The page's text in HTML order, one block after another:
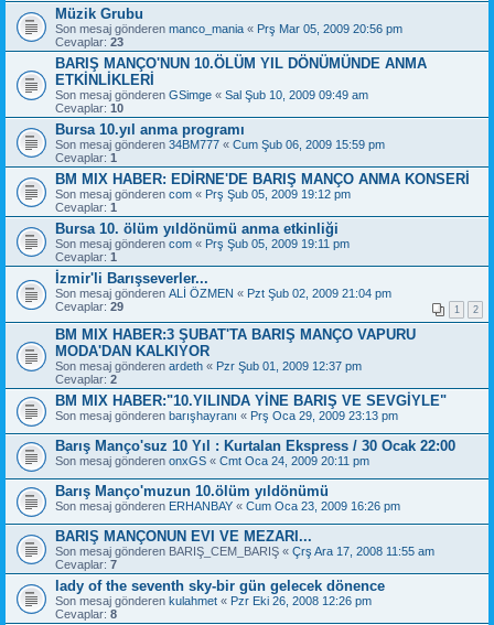
Müzik Grubu
Son mesaj gönderen manco_mania « Prş Mar 05, 2009 20:56 pm
Cevaplar: 23
BARIŞ MANÇO'NUN 10.ÖLÜM YIL DÖNÜMÜNDE ANMA
ETKİNLİKLERİ
Son mesaj gönderen GSimge « Sal Şub 10, 2009 09:49 am
Cevaplar: 10
Bursa 10.yıl anma programı
Son mesaj gönderen 34BM777 « Cum Şub 06, 2009 15:59 pm
Cevaplar: 1
BM MIX HABER: EDİRNE'DE BARIŞ MANÇO ANMA KONSERİ
Son mesaj gönderen com « Prş Şub 05, 2009 19:12 pm
Cevaplar: 1
Bursa 10. ölüm yıldönümü anma etkinliği
Son mesaj gönderen com « Prş Şub 05, 2009 19:11 pm
Cevaplar: 1
İzmir'li Barışseverler...
Son mesaj gönderen ALİ ÖZMEN « Pzt Şub 02, 2009 21:04 pm
Cevaplar: 29 1 2
BM MIX HABER:3 ŞUBAT'TA BARIŞ MANÇO VAPURU
MODA'DAN KALKIYOR
Son mesaj gönderen ardeth « Pzr Şub 01, 2009 12:37 pm
Cevaplar: 2
BM MIX HABER:"10.YILINDA YİNE BARIŞ VE SEVGİYLE"
Son mesaj gönderen barışhayranı « Prş Oca 29, 2009 23:13 pm
Barış Manço'suz 10 Yıl : Kurtalan Ekspress / 30 Ocak 22:00
Son mesaj gönderen onxGS « Cmt Oca 24, 2009 20:11 pm
Barış Manço'muzun 10.ölüm yıldönümü
Son mesaj gönderen ERHANBAY « Cum Oca 23, 2009 16:26 pm
BARIŞ MANÇONUN EVI VE MEZARI...
Son mesaj gönderen BARIŞ_CEM_BARIŞ « Çrş Ara 17, 2008 11:55 am
Cevaplar: 7
lady of the seventh sky-bir gün gelecek dönence
Son mesaj gönderen kulahmet « Pzr Eki 26, 2008 12:26 pm
Cevaplar: 8